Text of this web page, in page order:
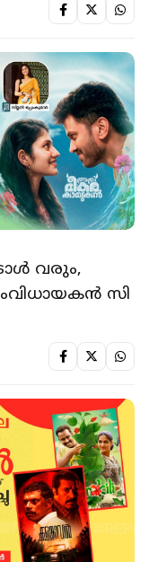
വരും,
സി